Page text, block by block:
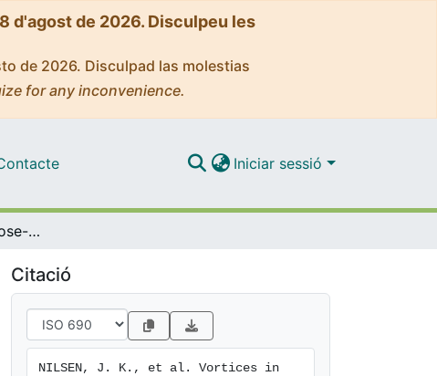
d'agost de 2026. Disculpeu les
de 2026. Disculpad las molestias
for any inconvenience.
Iniciar sessió
Vortices in atomic Bose-Einstein condensates in the large-gas-parameter region
Citació
NILSEN, J. K., et al. Vortices in